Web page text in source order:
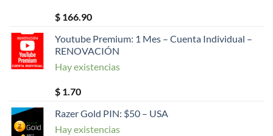
$ 166.90
Youtube Premium: 1 Mes – Cuenta Individual –
RENOVACIÓN
Hay existencias
$ 1.70
Razer Gold PIN: $50 – USA
Hay existencias